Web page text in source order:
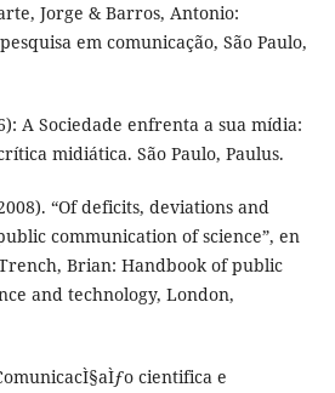
Jorge & Barros, Antonio:
em comunicação, São Paulo,
A Sociedade enfrenta a sua mídia:
midiática. São Paulo, Paulus.
“Of deficits, deviations and
communication of science”, en
Brian: Handbook of public
and technology, London,
cientifica e